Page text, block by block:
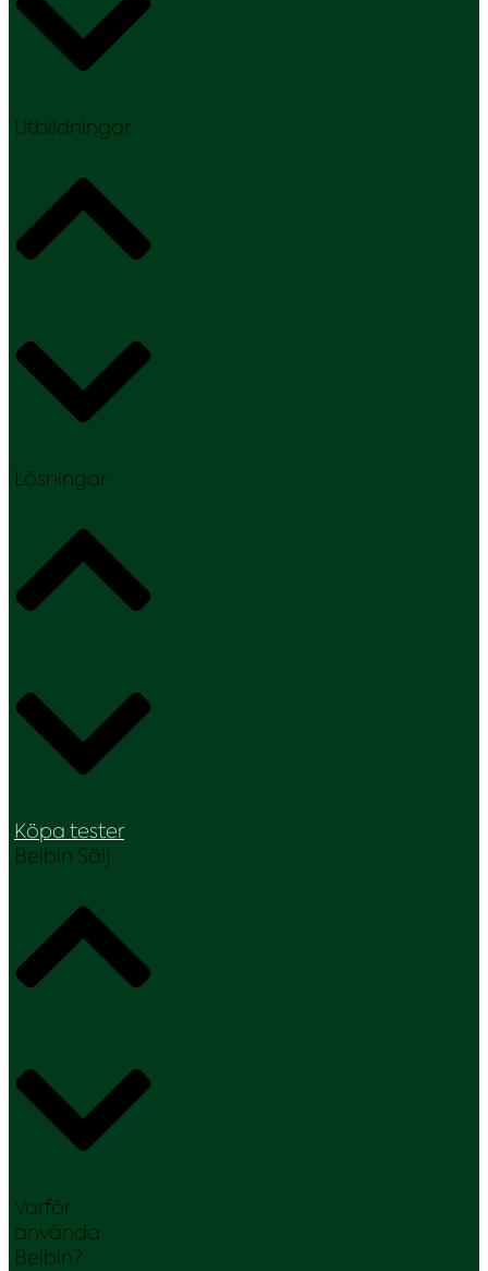
Utbildningar
Lösningar
Köpa tester
Belbin Sälj
Varför
använda
Belbin?